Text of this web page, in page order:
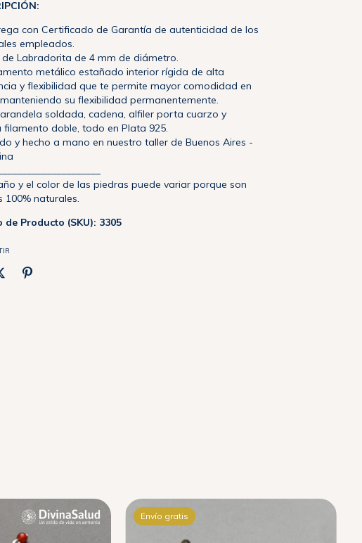
con Certificado de Garantía de autenticidad de los
empleados.
Labradorita de 4 mm de diámetro.
metálico estañado interior rígida de alta
y flexibilidad que te permite mayor comodidad en
su flexibilidad permanentemente.
soldada, cadena, alfiler porta cuarzo y
filamento doble, todo en Plata 925.
y hecho a mano en nuestro taller de Buenos Aires -
y el color de las piedras puede variar porque son
100% naturales.
de Producto (SKU): 3305
Envío gratis